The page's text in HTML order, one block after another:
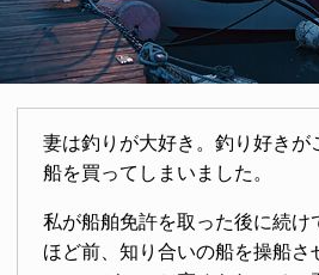
妻は釣りが大好き。釣り好きが
船を買ってしまいました。
私が船舶免許を取った後に続け
ほど前、知り合いの船を操船さ